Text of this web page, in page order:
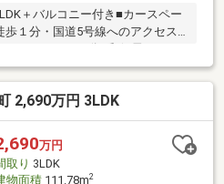
＋バルコニー付き■カースペー
１分・国道5号線へのアクセス
南うみ街信用金庫・・・9分 現
は事前にご連絡ください。
ご用意しております ▼▼ ＜
ス(1h~)/サクッとコース
の「イベント情報」をご覧くだ
2,690万円 3LDK
万円
取り 3LDK
物面積111.78m2